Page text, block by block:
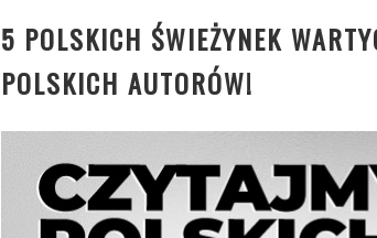
5 POLSKICH ŚWIEŻYNEK
POLSKICH AUTORÓW!